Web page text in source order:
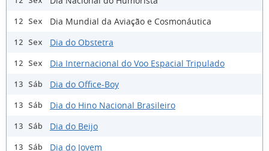
12 Sex Dia Mundial da Aviação e Cosmonáutica
12 Sex Dia do Obstetra
12 Sex Dia Internacional do Voo Espacial Tripulado
13 Sáb Dia do Office-Boy
13 Sáb Dia do Hino Nacional Brasileiro
13 Sáb Dia do Beijo
13 Sáb Dia do Jovem